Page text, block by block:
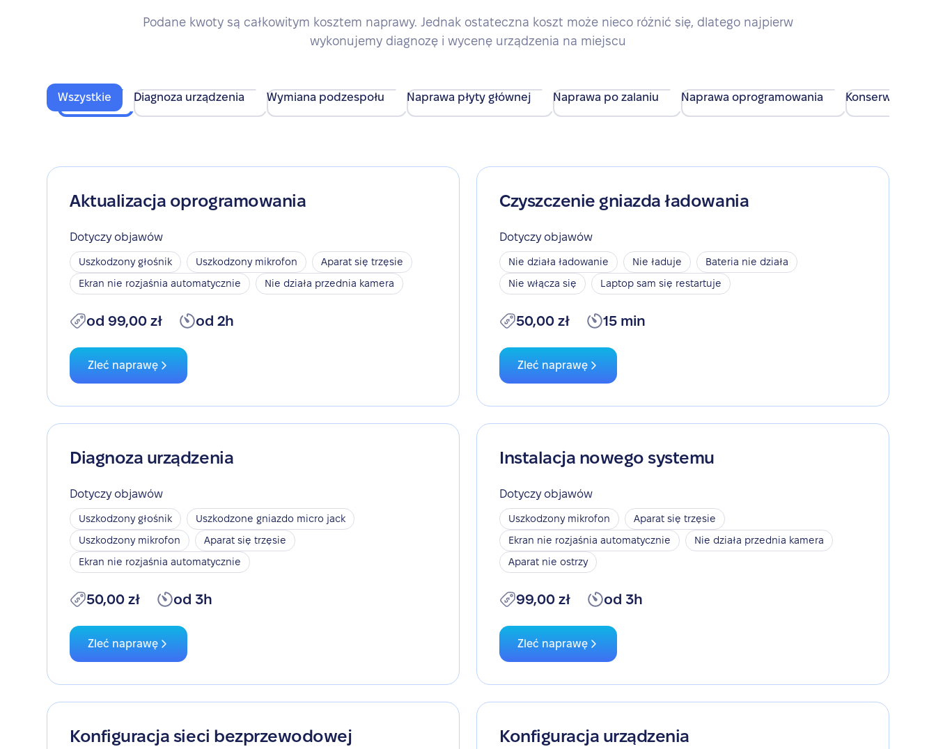
Podane kwoty są całkowitym kosztem naprawy. Jednak ostateczna koszt może nieco różnić się, dlatego najpierw
wykonujemy diagnozę i wycenę urządzenia na miejscu
Wszystkie Diagnoza urządzenia Wymiana podzespołu Naprawa płyty głównej Naprawa po zalaniu Naprawa oprogramowania Konserwacja
Aktualizacja oprogramowania
Dotyczy objawów
Uszkodzony głośnik Uszkodzony mikrofon
Aparat się trzęsie
Ekran nie rozjaśnia automatycznie
Nie działa przednia kamera
od 99,00 zł od 2h
Zleć naprawę
Czyszczenie gniazda ładowania
Dotyczy objawów
Nie działa ładowanie Nie ładuje
Bateria nie działa
Nie włącza się
Laptop sam się restartuje
50,00 zł 15 min
Zleć naprawę
Diagnoza urządzenia
Dotyczy objawów
Uszkodzony głośnik
Uszkodzone gniazdo micro jack
Uszkodzony mikrofon
Aparat się trzęsie
Ekran nie rozjaśnia automatycznie
50,00 zł od 3h
Zleć naprawę
Instalacja nowego systemu
Dotyczy objawów
Uszkodzony mikrofon
Aparat się trzęsie
Ekran nie rozjaśnia automatycznie
Nie działa przednia kamera
Aparat nie ostrzy
99,00 zł od 3h
Zleć naprawę
Konfiguracja sieci bezprzewodowej Konfiguracja urządzenia